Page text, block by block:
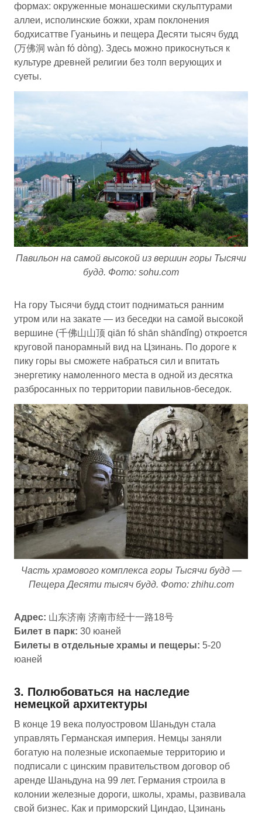
формах: окруженные монашескими скульптурами
аллеи, исполинские божки, храм поклонения
бодхисаттве Гуаньинь и пещера Десяти тысяч будд
(万佛洞 wàn fó dòng). Здесь можно прикоснуться к
культуре древней религии без толп верующих и
суеты.
Павильон на самой высокой из вершин горы Тысячи
будд. Фото: sohu.com
На гору Тысячи будд стоит подниматься ранним
утром или на закате — из беседки на самой высокой
вершине (千佛山山顶 qiān fó shān shāndǐng) откроется
круговой панорамный вид на Цзинань. По дороге к
пику горы вы сможете набраться сил и впитать
энергетику намоленного места в одной из десятка
разбросанных по территории павильнов-беседок.
Часть храмового комплекса горы Тысячи будд —
Пещера Десяти тысяч будд. Фото: zhihu.com
Адрес: 山东济南 济南市经十一路18号
Билет в парк: 30 юаней
Билеты в отдельные храмы и пещеры: 5-20
юаней
3. Полюбоваться на наследие
немецкой архитектуры
В конце 19 века полуостровом Шаньдун стала
управлять Германская империя. Немцы заняли
богатую на полезные ископаемые территорию и
подписали с цинским правительством договор об
аренде Шаньдуна на 99 лет. Германия строила в
колонии железные дороги, школы, храмы, развивала
свой бизнес. Как и приморский Циндао, Цзинань